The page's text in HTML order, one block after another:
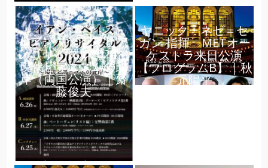
イアン・ペイス ピア
ノリサイタル2024～
現代ピアニズムの此
岸（両国公演）｜齋
藤俊夫
ヤニック・ネゼ＝セ
ガン 指揮 METオー
ケストラ来日公演
【プログラムB】｜秋
元陽平